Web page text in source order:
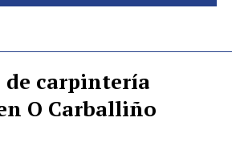
de carpintería
O Carballiño